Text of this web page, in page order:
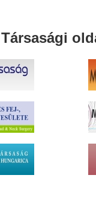
Társasági